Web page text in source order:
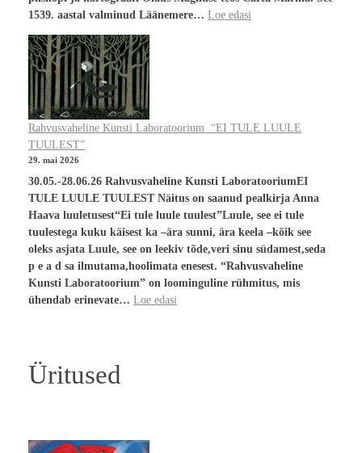
1539. aastal valminud Läänemere… Loe edasi
Rahvusvaheline Kunsti Laboratoorium “EI TULE LUULE
TUULEST”
29. mai 2026
30.05.-28.06.26 Rahvusvaheline Kunsti LaboratooriumEI
TULE LUULE TUULEST Näitus on saanud pealkirja Anna
Haava luuletusest“Ei tule luule tuulest”Luule, see ei tule
tuulestega kuku käisest ka –ära sunni, ära keela –kõik see
oleks asjata Luule, see on leekiv tõde,veri sinu südamest,seda
p e a d sa ilmutama,hoolimata enesest. “Rahvusvaheline
Kunsti Laboratoorium” on loominguline rühmitus, mis
ühendab erinevate… Loe edasi
Üritused